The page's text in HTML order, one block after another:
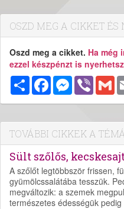
OSZD MEG A CIKKET ÉS
Oszd meg a cikket. Ha még
ezzel készpénzt is
MegosztásFacebookMessenger
Viber
TOVÁBBI CIKKEK A
Sült szőlős,
A szőlőt legtöbbször frissen,
gyümölcssalátába tesszük.
megváltozik: a szemek
természetes édességük